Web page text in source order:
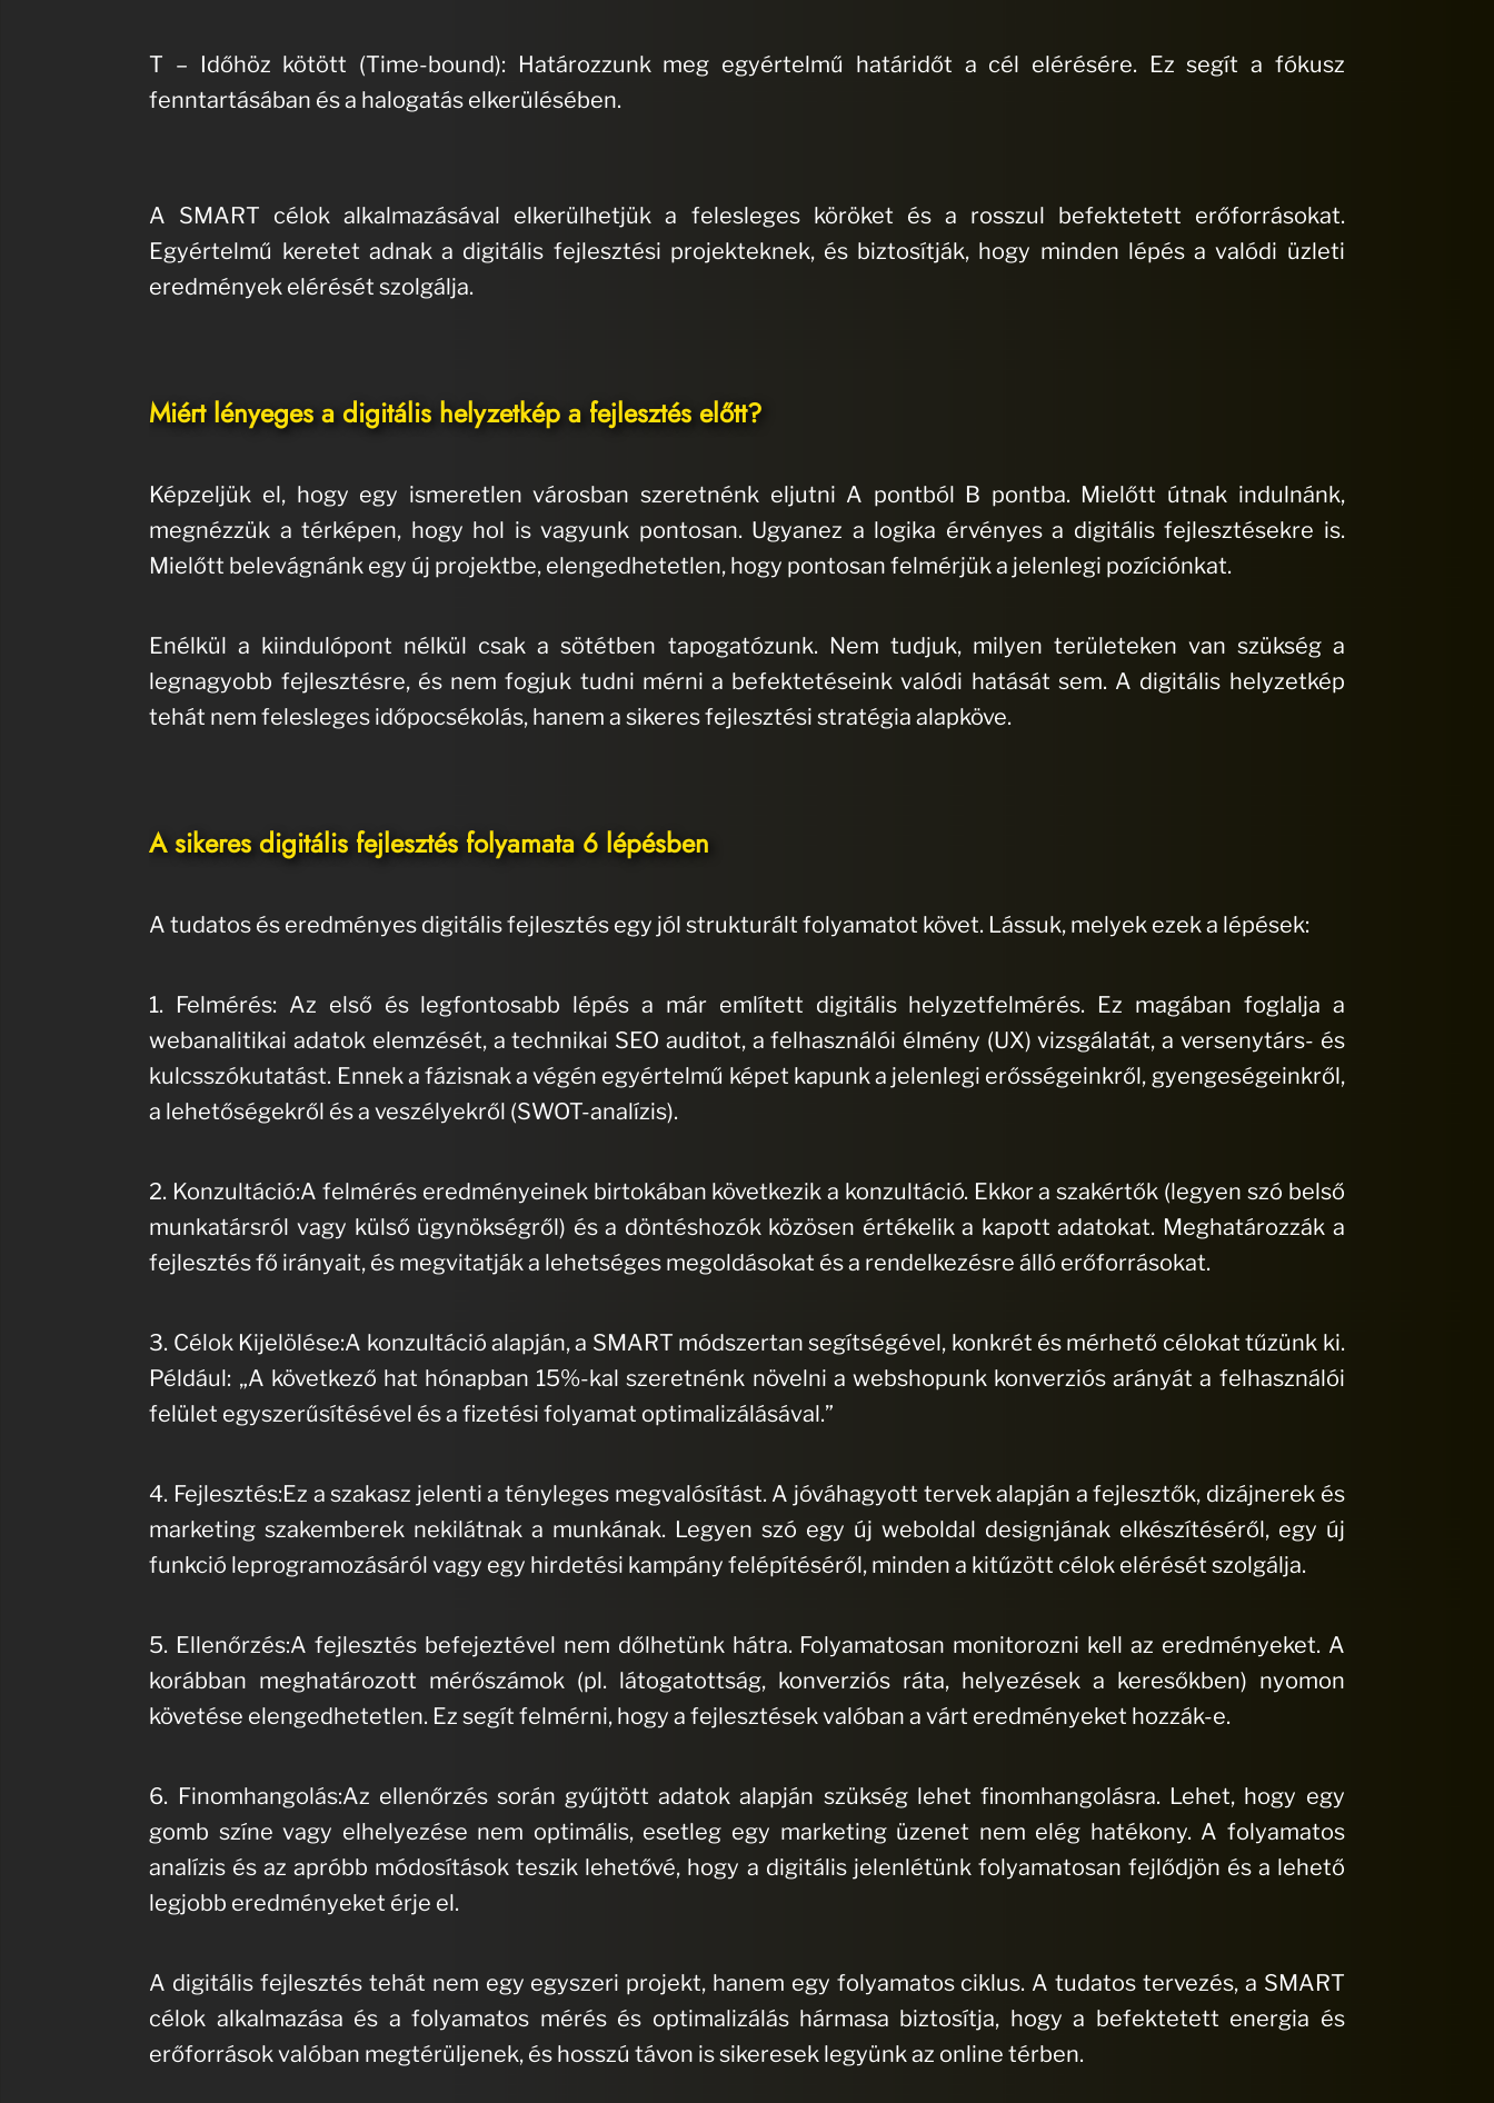
T – Időhöz kötött (Time-bound): Határozzunk meg egyértelmű határidőt a cél elérésére. Ez segít a fókusz
fenntartásában és a halogatás elkerülésében.
A SMART célok alkalmazásával elkerülhetjük a felesleges köröket és a rosszul befektetett erőforrásokat.
Egyértelmű keretet adnak a digitális fejlesztési projekteknek, és biztosítják, hogy minden lépés a valódi üzleti
eredmények elérését szolgálja.
Miért lényeges a digitális helyzetkép a fejlesztés előtt?
Képzeljük el, hogy egy ismeretlen városban szeretnénk eljutni A pontból B pontba. Mielőtt útnak indulnánk,
megnézzük a térképen, hogy hol is vagyunk pontosan. Ugyanez a logika érvényes a digitális fejlesztésekre is.
Mielőtt belevágnánk egy új projektbe, elengedhetetlen, hogy pontosan felmérjük a jelenlegi pozíciónkat.
Enélkül a kiindulópont nélkül csak a sötétben tapogatózunk. Nem tudjuk, milyen területeken van szükség a
legnagyobb fejlesztésre, és nem fogjuk tudni mérni a befektetéseink valódi hatását sem. A digitális helyzetkép
tehát nem felesleges időpocsékolás, hanem a sikeres fejlesztési stratégia alapköve.
A sikeres digitális fejlesztés folyamata 6 lépésben
A tudatos és eredményes digitális fejlesztés egy jól strukturált folyamatot követ. Lássuk, melyek ezek a lépések:
1. Felmérés: Az első és legfontosabb lépés a már említett digitális helyzetfelmérés. Ez magában foglalja a
webanalitikai adatok elemzését, a technikai SEO auditot, a felhasználói élmény (UX) vizsgálatát, a versenytárs- és
kulcsszókutatást. Ennek a fázisnak a végén egyértelmű képet kapunk a jelenlegi erősségeinkről, gyengeségeinkről,
a lehetőségekről és a veszélyekről (SWOT-analízis).
2. Konzultáció:A felmérés eredményeinek birtokában következik a konzultáció. Ekkor a szakértők (legyen szó belső
munkatársról vagy külső ügynökségről) és a döntéshozók közösen értékelik a kapott adatokat. Meghatározzák a
fejlesztés fő irányait, és megvitatják a lehetséges megoldásokat és a rendelkezésre álló erőforrásokat.
3. Célok Kijelölése:A konzultáció alapján, a SMART módszertan segítségével, konkrét és mérhető célokat tűzünk ki.
Például: „A következő hat hónapban 15%-kal szeretnénk növelni a webshopunk konverziós arányát a felhasználói
felület egyszerűsítésével és a fizetési folyamat optimalizálásával.”
4. Fejlesztés:Ez a szakasz jelenti a tényleges megvalósítást. A jóváhagyott tervek alapján a fejlesztők, dizájnerek és
marketing szakemberek nekilátnak a munkának. Legyen szó egy új weboldal designjának elkészítéséről, egy új
funkció leprogramozásáról vagy egy hirdetési kampány felépítéséről, minden a kitűzött célok elérését szolgálja.
5. Ellenőrzés:A fejlesztés befejeztével nem dőlhetünk hátra. Folyamatosan monitorozni kell az eredményeket. A
korábban meghatározott mérőszámok (pl. látogatottság, konverziós ráta, helyezések a keresőkben) nyomon
követése elengedhetetlen. Ez segít felmérni, hogy a fejlesztések valóban a várt eredményeket hozzák-e.
6. Finomhangolás:Az ellenőrzés során gyűjtött adatok alapján szükség lehet finomhangolásra. Lehet, hogy egy
gomb színe vagy elhelyezése nem optimális, esetleg egy marketing üzenet nem elég hatékony. A folyamatos
analízis és az apróbb módosítások teszik lehetővé, hogy a digitális jelenlétünk folyamatosan fejlődjön és a lehető
legjobb eredményeket érje el.
A digitális fejlesztés tehát nem egy egyszeri projekt, hanem egy folyamatos ciklus. A tudatos tervezés, a SMART
célok alkalmazása és a folyamatos mérés és optimalizálás hármasa biztosítja, hogy a befektetett energia és
erőforrások valóban megtérüljenek, és hosszú távon is sikeresek legyünk az online térben.